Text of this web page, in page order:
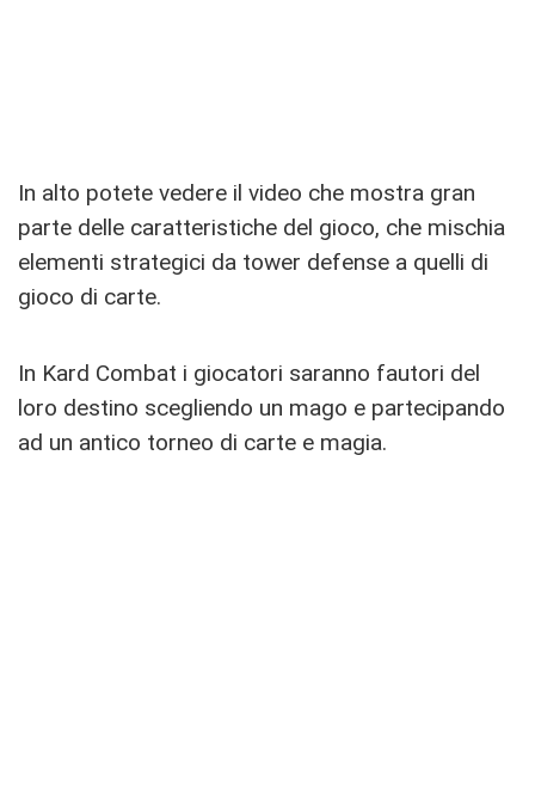
In alto potete vedere il video che mostra gran
parte delle caratteristiche del gioco, che mischia
elementi strategici da tower defense a quelli di
gioco di carte.
In Kard Combat i giocatori saranno fautori del
loro destino scegliendo un mago e partecipando
ad un antico torneo di carte e magia.